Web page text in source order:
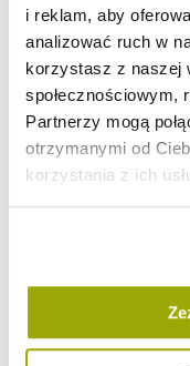
i reklam, aby
analizować ruch w
korzystasz z naszej
społecznościowym,
Partnerzy mogą
otrzymanymi od
korzystania z ich
diety / BLW,podwieczorek